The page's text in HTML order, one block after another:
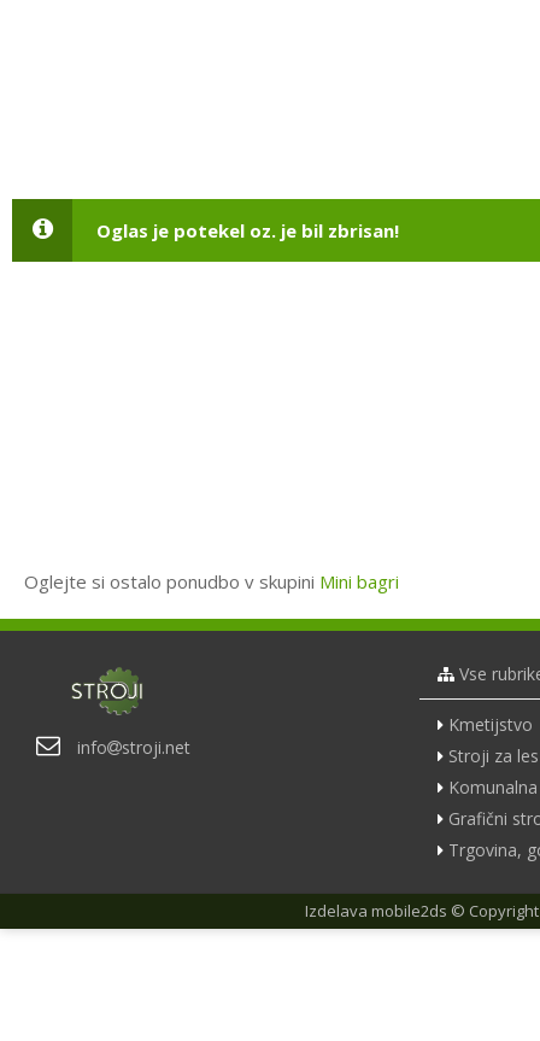
Oglas je potekel oz. je bil zbrisan!
Oglejte si ostalo ponudbo v skupini Mini bagri
info stroji.net
Vse
Kmetijstvo
Stroji za les
Grafični
Trgovina,
Izdelava mobile2ds ©